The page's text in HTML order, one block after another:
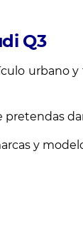
Q3
urbano
pretendas
y